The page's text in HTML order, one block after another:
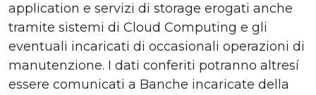
application e servizi di storage erogati anche
tramite sistemi di Cloud Computing e gli
eventuali incaricati di occasionali operazioni di
manutenzione. I dati conferiti potranno altresí
essere comunicati a Banche incaricate della